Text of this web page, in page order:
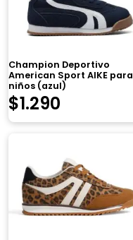
Champion Deportivo
American Sport AIKE para
niños (azul)
$1.290